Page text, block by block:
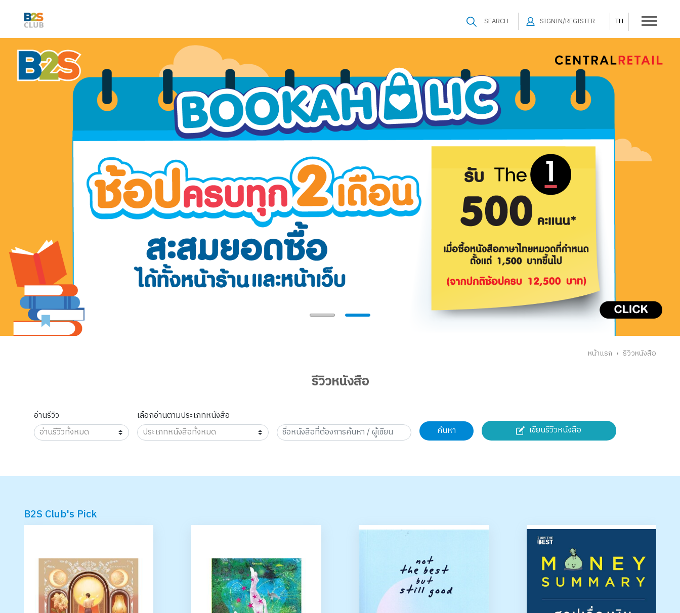
SEARCH SIGNIN/REGISTER TH
หน้าแรก • รีวิวหนังสือ
รีวิวหนังสือ
อ่านรีวิว
เลือกอ่านตามประเภทหนังสือ
ค้นหา
เขียนรีวิวหนังสือ
B2S Club's Pick